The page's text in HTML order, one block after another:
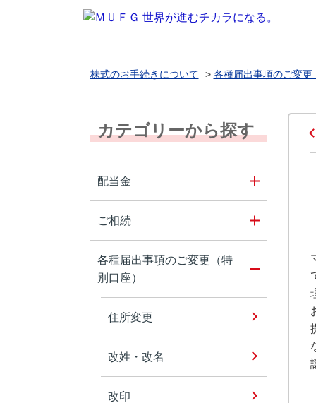
株式のお手続きについて > 各種届出事項のご変更
カテゴリーから探す
配当金
ご相続
各種届出事項のご変更（特
別口座）
住所変更
改姓・改名
改印